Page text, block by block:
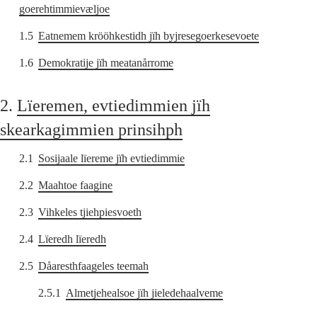
goerehtimmievæljoe
1.5 Eatnemem krööhkestidh jïh byjresegoerkesevoete
1.6 Demokratije jïh meatanårrome
2. Lïeremen, evtiedimmien jïh
skearkagimmien prinsihph
2.1 Sosijaale lïereme jïh evtiedimmie
2.2 Maahtoe faagine
2.3 Vihkeles tjiehpiesvoeth
2.4 Lïeredh lïeredh
2.5 Dåaresthfaageles teemah
2.5.1 Almetjehealsoe jïh jieledehaalveme